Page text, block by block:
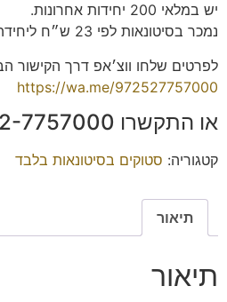
יש במלאי 200 יחידות אחרונות.
נמכר בסיטונאות לפי 23 ש״ח ליחידה.
לפרטים שלחו ווצ׳אפ דרך הקישור
https://wa.me/972527757000
או התקשרו 052-7757000 אברהם.
קטגוריה: סטוקים בסיטונאות בלבד
תיאור
תיאור